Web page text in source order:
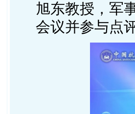
旭东教授，军
会议并参与点